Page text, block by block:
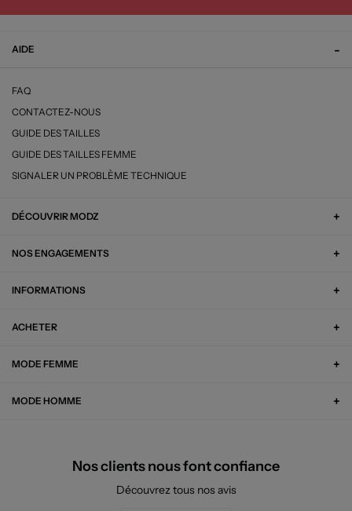
AIDE
FAQ
CONTACTEZ-NOUS
GUIDE DES TAILLES
GUIDE DES TAILLES FEMME
SIGNALER UN PROBLÈME TECHNIQUE
DÉCOUVRIR MODZ
NOS ENGAGEMENTS
INFORMATIONS
ACHETER
MODE FEMME
MODE HOMME
Nos clients nous font confiance
Découvrez tous nos avis